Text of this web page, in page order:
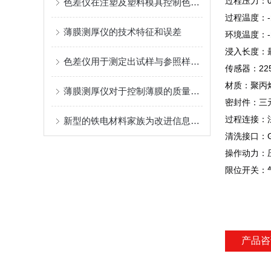
色差仪在注塑及塑料模具控制色差的作用
薄膜测厚仪的技术特征和误差
色差仪用于测定出试样与参照样的颜色差异
薄膜测厚仪对于控制薄膜的质量和性能具有至关重要的作用
新型的铁电材料家族为改进信息和能量存储成为可能
过程温度：
环境温度：
浸入长度：
传感器：
材质：聚丙
密封件：三
过程连接：
清洗接口：
操作动力：
限位开关：
产品